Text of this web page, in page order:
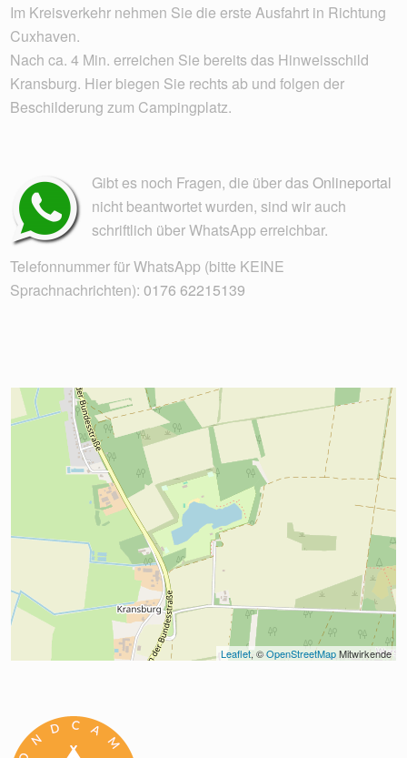
Im Kreisverkehr nehmen Sie die erste Ausfahrt in Richtung
Cuxhaven.
Nach ca. 4 Min. erreichen Sie bereits das Hinweisschild
Kransburg. Hier biegen Sie rechts ab und folgen der
Beschilderung zum Campingplatz.
Gibt es noch Fragen, die über dasOnlineportal
nicht beantwortet wurden, sind wir auch
schriftlich über WhatsApp erreichbar.
Telefonnummer für WhatsApp (bitte KEINE
Sprachnachrichten): 0176 62215139
Leaflet, © OpenStreetMap Mitwirkende